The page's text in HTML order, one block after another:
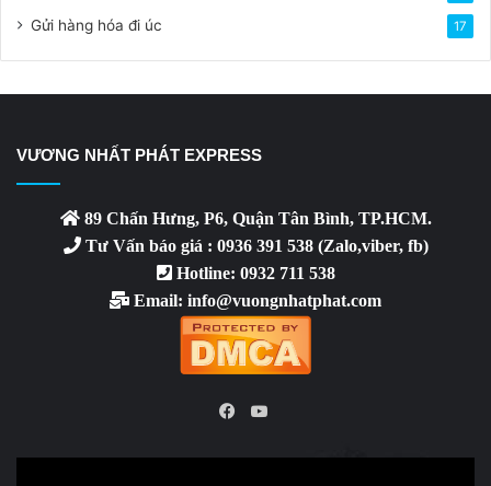
Gửi hàng hóa đi úc 17
VƯƠNG NHẤT PHÁT EXPRESS
89 Chấn Hưng, P6, Quận Tân Bình, TP.HCM.
Tư Vấn báo giá : 0936 391 538 (Zalo,viber, fb)
Hotline: 0932 711 538
Email: info@vuongnhatphat.com
YouTube